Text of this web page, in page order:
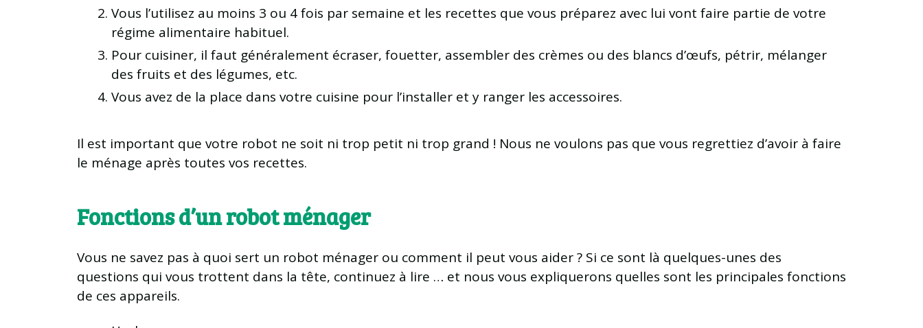
Vous l’utilisez au moins 3 ou 4 fois par semaine et les recettes que vous préparez avec lui vont faire partie de votre
régime alimentaire habituel.
Pour cuisiner, il faut généralement écraser, fouetter, assembler des crèmes ou des blancs d’œufs, pétrir, mélanger
des fruits et des légumes, etc.
Vous avez de la place dans votre cuisine pour l’installer et y ranger les accessoires.
Il est important que votre robot ne soit ni trop petit ni trop grand ! Nous ne voulons pas que vous regrettiez d’avoir à faire
le ménage après toutes vos recettes.
Fonctions d’un robot ménager
Vous ne savez pas à quoi sert un robot ménager ou comment il peut vous aider ? Si ce sont là quelques-unes des
questions qui vous trottent dans la tête, continuez à lire … et nous vous expliquerons quelles sont les principales fonctions
de ces appareils.